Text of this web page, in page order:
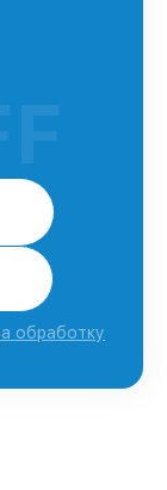
обработку